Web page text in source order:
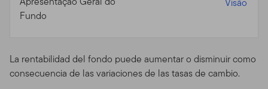
Fundo
La rentabilidad del fondo puede aumentar o disminuir como
consecuencia de las variaciones de las tasas de cambio.
Disponibilidade de Prospectos.
financeiro) e obtenha um prospecto, ou faça o
download de um prospecto, que contém informações